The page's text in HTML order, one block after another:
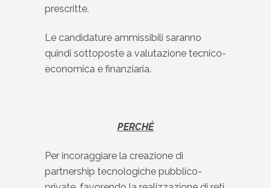
prescritte.
Le candidature ammissibili saranno
quindi sottoposte a valutazione tecnico-
economica e finanziaria.
PERCHÉ
Per incoraggiare la creazione di
partnership tecnologiche pubblico-